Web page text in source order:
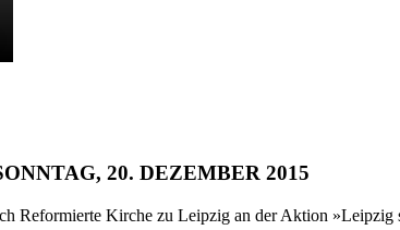
20. DEZEMBER 2015
Reformierte Kirche zu Leipzig an der Aktion